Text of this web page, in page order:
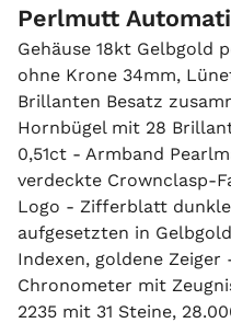
Perlmutt
Gehäuse 18kt Gelbgold
ohne Krone 34mm,
Brillanten Besatz
Hornbügel mit 28
0,51ct - Armband
verdeckte Crownclasp-
Logo - Zifferblatt
aufgesetzten in
Indexen, goldene
Chronometer mit
2235 mit 31 Steine,